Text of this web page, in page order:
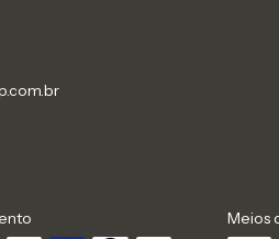
Meios